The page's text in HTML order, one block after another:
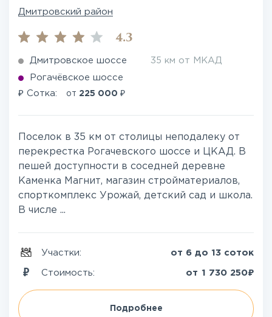
Дмитровский район
4.3
Дмитровское шоссе 35 км от МКАД
Рогачёвское шоссе
₽ Сотка: от 225 000 ₽
Поселок в 35 км от столицы неподалеку от
перекрестка Рогачевского шоссе и ЦКАД. В
пешей доступности в соседней деревне
Каменка Магнит, магазин стройматериалов,
спорткомплекс Урожай, детский сад и школа.
В числе ...
Участки: от 6 до 13 соток
Стоимость: от 1 730 250₽
Подробнее